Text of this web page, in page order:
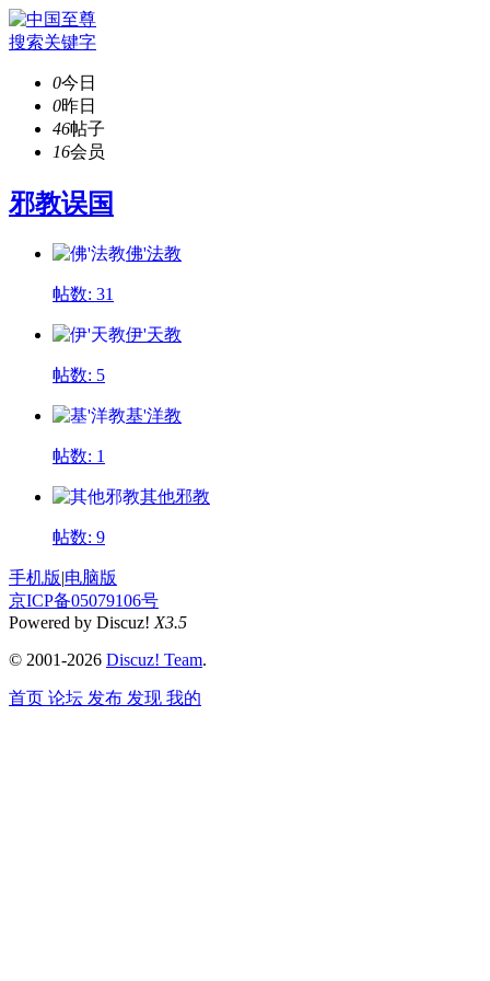
搜索关键字
0今日
0昨日
46帖子
16会员
邪教误国
佛'法教
帖数: 31
伊'天教
帖数: 5
基'洋教
帖数: 1
其他邪教
帖数: 9
手机版|电脑版
京ICP备05079106号
Powered by Discuz! X3.5
© 2001-2026 Discuz! Team.
首页 论坛 发布 发现 我的